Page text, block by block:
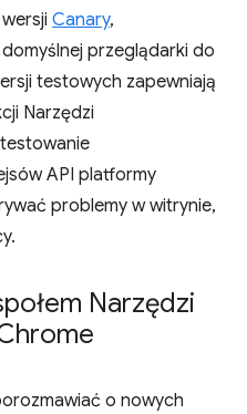
Canary,
przeglądarki do
testowych zapewniają
Narzędzi
API platformy
problemy w witrynie,
Narzędzi
o nowych